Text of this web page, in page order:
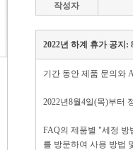
작성자
2022년 하계 휴가 공지:
기간 동안 제품 문의와
2022년8월4일(목)부터
FAQ의 제품별 "세정
를 방문하여 사용 방법